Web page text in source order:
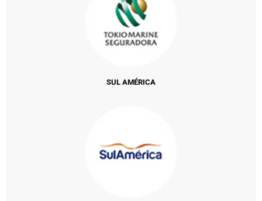
SUL AMÉRICA